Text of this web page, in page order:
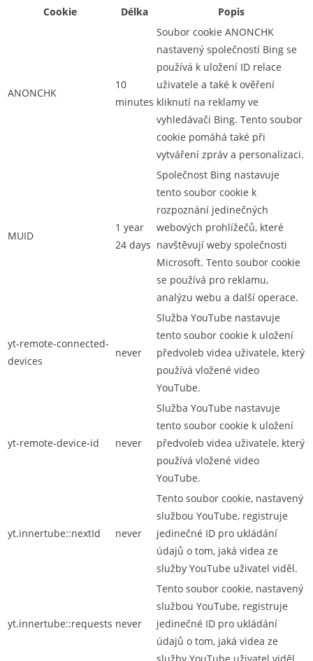
Cookie
Délka Popis
ANONCHK
10
minutes
Soubor cookie ANONCHK
nastavený společností Bing se
používá k uložení ID relace
uživatele a také k ověření
kliknutí na reklamy ve
vyhledávači Bing. Tento soubor
cookie pomáhá také při
vytváření zpráv a personalizaci.
MUID
1 year
24 days
Společnost Bing nastavuje
tento soubor cookie k
rozpoznání jedinečných
webových prohlížečů, které
navštěvují weby společnosti
Microsoft. Tento soubor cookie
se používá pro reklamu,
analýzu webu a další operace.
yt-remote-connected-
devices
never
Služba YouTube nastavuje
tento soubor cookie k uložení
předvoleb videa uživatele, který
používá vložené video
YouTube.
yt-remote-device-id never
Služba YouTube nastavuje
tento soubor cookie k uložení
předvoleb videa uživatele, který
používá vložené video
YouTube.
yt.innertube::nextId never
Tento soubor cookie, nastavený
službou YouTube, registruje
jedinečné ID pro ukládání
údajů o tom, jaká videa ze
služby YouTube uživatel viděl.
yt.innertube::requests never
Tento soubor cookie, nastavený
službou YouTube, registruje
jedinečné ID pro ukládání
údajů o tom, jaká videa ze